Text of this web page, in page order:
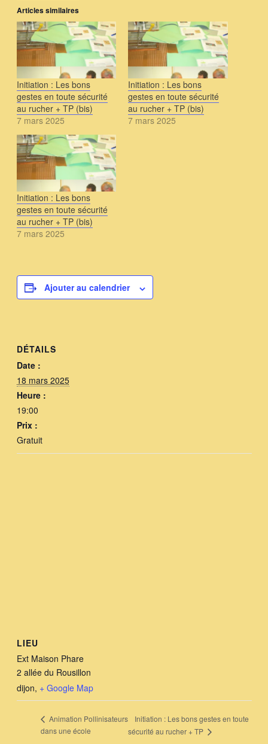
Articles similaires
Initiation : Les bons
gestes en toute sécurité
au rucher + TP (bis)
7 mars 2025
Initiation : Les bons
gestes en toute sécurité
au rucher + TP (bis)
7 mars 2025
Initiation : Les bons
gestes en toute sécurité
au rucher + TP (bis)
7 mars 2025
Ajouter au calendrier
DÉTAILS
Date :
18 mars 2025
Heure :
19:00
Prix :
Gratuit
LIEU
Ext Maison Phare
2 allée du Rousillon
dijon, + Google Map
Animation Pollinisateurs
dans une école
Initiation : Les bons gestes en toute
sécurité au rucher + TP